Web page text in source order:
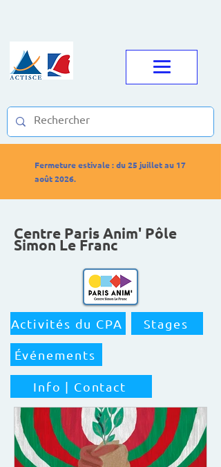
Fermeture estivale : du 25 juillet au 17
août 2026.
Centre Paris Anim' Pôle
Simon Le Franc
Activités du CPA Stages
Événements
Info | Contact